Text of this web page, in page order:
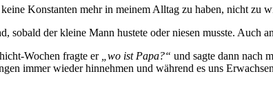
Konstanten mehr in meinem Alltag zu haben, nicht zu
sobald der kleine Mann hustete oder niesen musste. Auch
Wochen fragte er
„wo ist Papa?“ und sagte dann nach
immer wieder hinnehmen und während es uns